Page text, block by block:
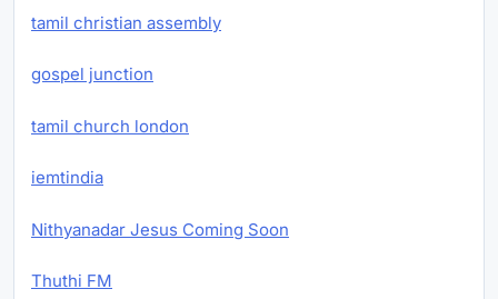
tamil christian assembly
gospel junction
tamil church london
iemtindia
Nithyanadar Jesus Coming Soon
Thuthi FM